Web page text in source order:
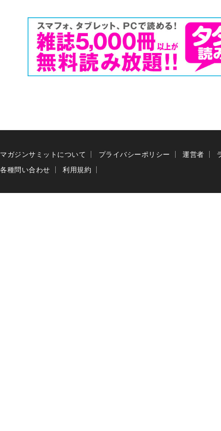
マガジンサミットについて プライバシーポリシー 運営者
各種問い合わせ
利用規約